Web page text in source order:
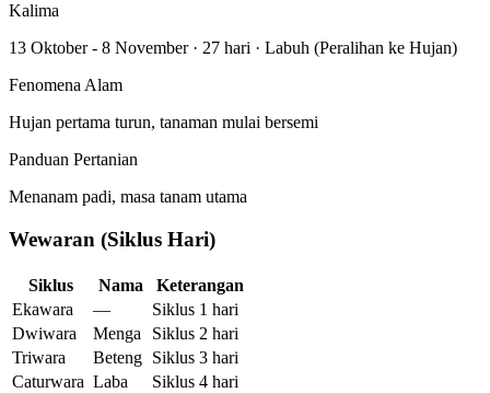
Kalima
13 Oktober - 8 November · 27 hari · Labuh (Peralihan ke Hujan)
Fenomena Alam
Hujan pertama turun, tanaman mulai bersemi
Panduan Pertanian
Menanam padi, masa tanam utama
Wewaran (Siklus Hari)
Siklus Nama
Keterangan
Ekawara
—
Siklus 1 hari
Dwiwara
Menga
Siklus 2 hari
Triwara
Beteng Siklus 3 hari
Caturwara Laba
Siklus 4 hari